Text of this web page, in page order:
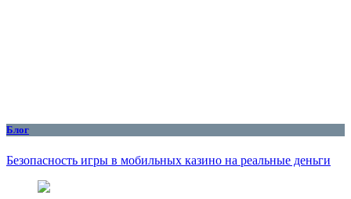
Блог
Безопасность игры в мобильных казино на реальные деньги